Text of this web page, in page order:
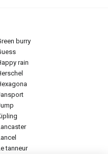
green burry
guess
happy rain
herschel
hexagona
jansport
jump
kipling
lancaster
lancel
le tanneur